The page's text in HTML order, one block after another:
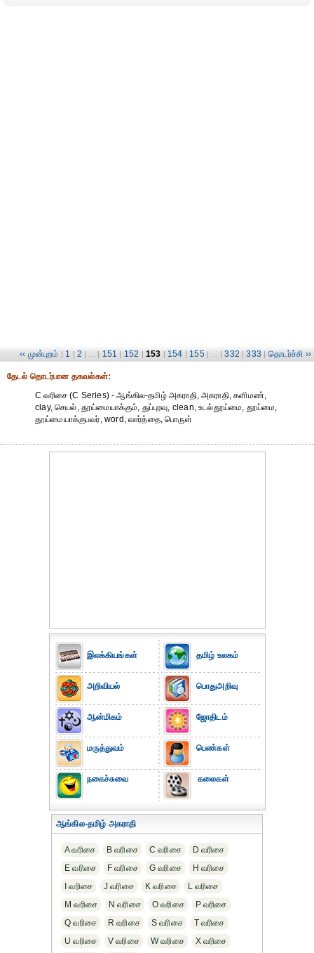
‹‹ முன்புறம் | 1 | 2 | ... | 151 | 152 | 153 | 154 | 155 | ... | 332 | 333 | தொடர்ச்சி ››
தேட‌ல் தொட‌ர்பான தகவ‌ல்க‌ள்:
C வரிசை (C Series) - ஆங்கில-தமிழ் அகராதி, அகராதி, களிமண்,
clay, செயல், தூய்மையாக்கும், துப்புரவு, clean, உடல்தூய்மை, தூய்மை,
தூய்மையாக்குபவர், word, வார்த்தை, பொருள்
இலக்கியங்கள்
அறிவியல்
ஆன்மிகம்
மருத்துவம்
நகைச்சுவை
தமிழ் உலகம்
பொதுஅறிவு
ஜோதிடம்
பெண்கள்
கலைகள்
ஆங்கில-தமிழ் அகராதி
A வரிசை B வரிசை C வரிசை
D வரிசை
E வரிசை
F வரிசை G வரிசை
H வரிசை
I வரிசை
J வரிசை K வரிசை
L வரிசை
M வரிசை
N வரிசை O வரிசை
P வரிசை
Q வரிசை
R வரிசை S வரிசை
T வரிசை
U வரிசை
V வரிசை W வரிசை X வரிசை